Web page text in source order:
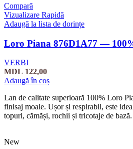
Compară
Vizualizare Rapidă
Adaugă la lista de dorințe
Loro Piana 876D1A77 —
VERBI
MDL 122,00
Adaugă în coș
Lan de calitate superioară 100% Loro
finisaj moale. Ușor și respirabil, este
topuri, cămăși, rochii și tricotaje de bază.
New